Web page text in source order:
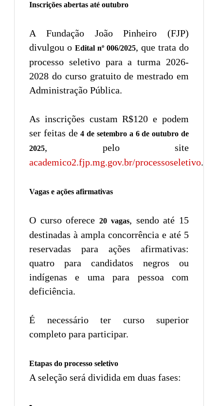
Inscrições abertas até outubro
A Fundação João Pinheiro (FJP)
divulgou o Edital nº 006/2025, que trata do
processo seletivo para a turma 2026-
2028 do curso gratuito de mestrado em
Administração Pública.
As inscrições custam R$120 e podem
ser feitas de4 de setembro a 6 de outubro de
2025, pelo site
academico2.fjp.mg.gov.br/processoseletivo.
Vagas e ações afirmativas
O curso oferece20 vagas, sendo até 15
destinadas à ampla concorrência e até 5
reservadas para ações afirmativas:
quatro para candidatos negros ou
indígenas e uma para pessoa com
deficiência.
É necessário ter curso superior
completo para participar.
Etapas do processo seletivo
A seleção será dividida em duas fases: